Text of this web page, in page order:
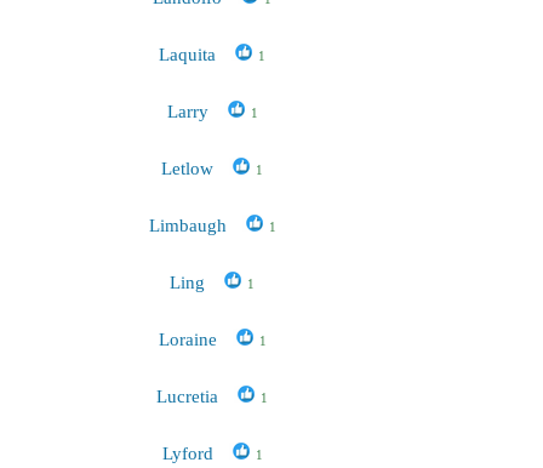
Laquita 1
Larry 1
Letlow 1
Limbaugh 1
Ling 1
Loraine 1
Lucretia 1
Lyford 1